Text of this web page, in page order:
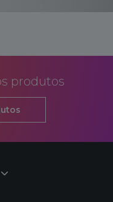
produtos